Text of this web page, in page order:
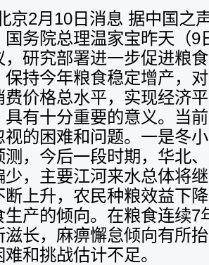
京2月10日消息 据中国之
国务院总理温家宝昨天（9
，研究部署进一步促进粮
保持今年粮食稳定增产，
费价格总水平，实现经济
具有十分重要的意义。当
视的困难和问题。一是冬
测，今后一段时期，华北
少，主要江河来水总体将
断上升，农民种粮效益下
生产的倾向。在粮食连续7
滋长，麻痹懈怠倾向有所
和挑战估计不足。